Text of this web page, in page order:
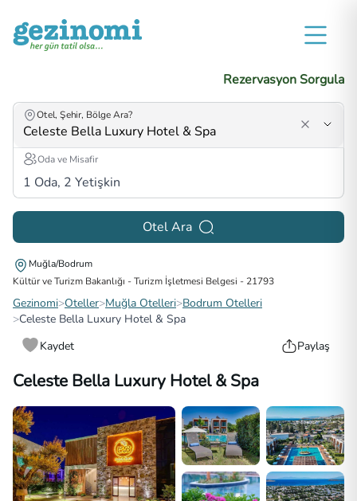
Rezervasyon Sorgula
Otel, Şehir, Bölge Ara?
Oda ve Misafir
1 Oda, 2 Yetişkin
Otel Ara
Muğla/Bodrum
Kültür ve Turizm Bakanlığı - Turizm İşletmesi Belgesi - 21793
Gezinomi>Oteller>Muğla Otelleri>Bodrum Otelleri
>Celeste Bella Luxury Hotel & Spa
Paylaş
Kaydet
Celeste Bella Luxury Hotel & Spa